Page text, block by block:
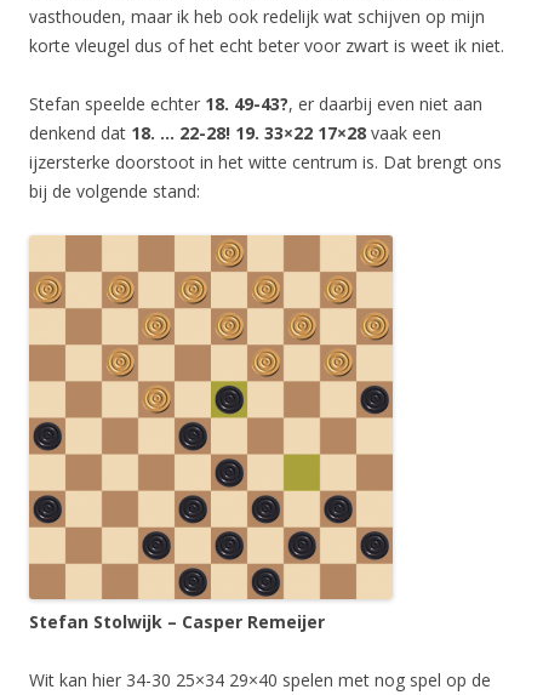
vasthouden, maar ik heb ook redelijk wat schijven op mijn
korte vleugel dus of het echt beter voor zwart is weet ik niet.
Stefan speelde echter 18. 49-43?, er daarbij even niet aan
denkend dat 18. … 22-28! 19. 33×22 17×28 vaak een
ijzersterke doorstoot in het witte centrum is. Dat brengt ons
bij de volgende stand:
Stefan Stolwijk – Casper Remeijer
Wit kan hier 34-30 25×34 29×40 spelen met nog spel op de